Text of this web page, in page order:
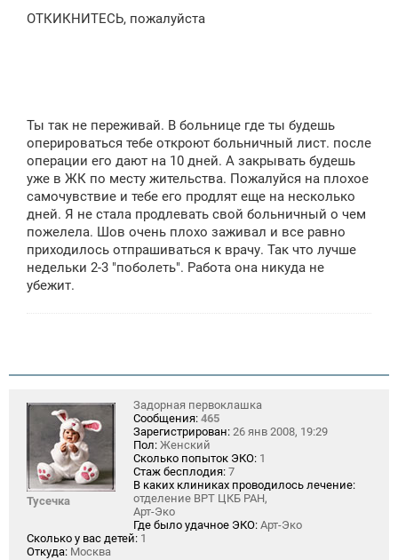
ОТКИКНИТЕСЬ, пожалуйста
Ты так не переживай. В больнице где ты будешь
оперироваться тебе откроют больничный лист. после
операции его дают на 10 дней. А закрывать будешь
уже в ЖК по месту жительства. Пожалуйся на плохое
самочувствие и тебе его продлят еще на несколько
дней. Я не стала продлевать свой больничный о чем
пожелела. Шов очень плохо заживал и все равно
приходилось отпрашиваться к врачу. Так что лучше
недельки 2-3 "поболеть". Работа она никуда не
убежит.
Тусечка
Задорная первоклашка
Сообщения: 465
Зарегистрирован: 26 янв 2008, 19:29
Пол: Женский
Сколько попыток ЭКО: 1
Стаж бесплодия: 7
В каких клиниках проводилось лечение:
отделение ВРТ ЦКБ РАН,
Арт-Эко
Где было удачное ЭКО: Арт-Эко
Сколько у вас детей: 1
Откуда: Москва